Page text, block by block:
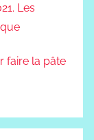
Les
faire la pâte